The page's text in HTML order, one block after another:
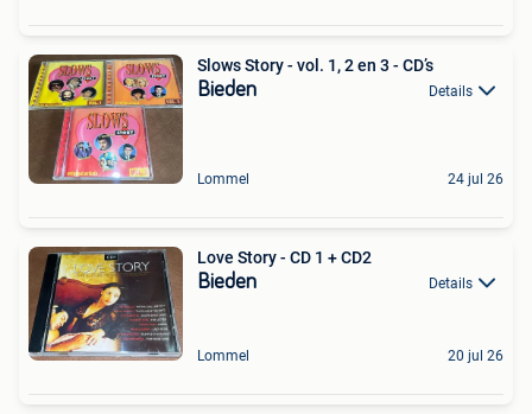
Slows Story - vol. 1, 2 en 3 - CD’s
Bieden Details
Lommel 24 jul 26
Love Story - CD 1 + CD2
Bieden Details
Lommel 20 jul 26